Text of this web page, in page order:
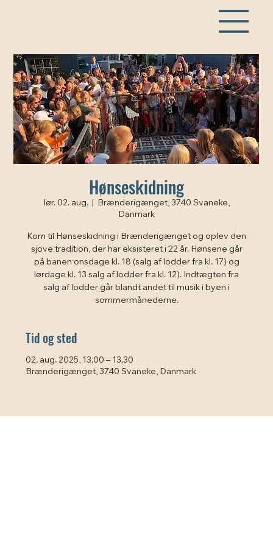
Hønseskidning
lør. 02. aug.
  |
Brænderigænget, 3740 Svaneke,
Danmark
Kom til Hønseskidning i Brænderigænget og oplev den
sjove tradition, der har eksisteret i 22 år. Hønsene går
på banen onsdage kl. 18 (salg af lodder fra kl. 17) og
lørdage kl. 13 salg af lodder fra kl. 12). Indtægten fra
salg af lodder går blandt andet til musik i byen i
sommermånederne.
Tid og sted
02. aug. 2025, 13.00 – 13.30
Brænderigænget, 3740 Svaneke, Danmark